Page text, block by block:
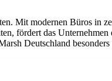
Mit modernen Büros in
fördert das
Deutschland besonders